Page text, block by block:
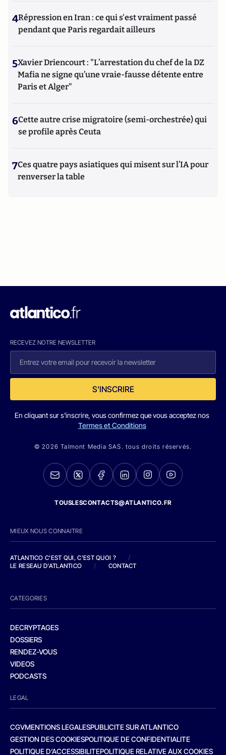
4Répression en Iran : ce qui s'est vraiment passé
pendant que Paris regardait ailleurs
5Xavier Driencourt : "L’arrestation du chef de la DZ
Mafia ne signe qu’une vraie-fausse détente entre
Paris et Alger"
6Cette autre crise migratoire (semi-orchestrée) qui
se profile après Ceuta
7Ces quatre pays asiatiques qui misent sur l’IA pour
renverser la table
RECEVEZ NOTRE NEWSLETTER
S'INSCRIRE
En cliquant sur s'inscrire, vous confirmez que vous acceptez nos
Termes et Conditions
© 2026 Talmont Media SAS. tous droits réservés.
TOUSLESCONTACTS@ATLANTICO.FR
MIEUX NOUS CONNAITRE
ATLANTICO C'EST QUI, C'EST QUOI ?
/
LE RESEAU D'ATLANTICO
/ CONTACT
CATEGORIES
DECRYPTAGES
DOSSIERS
RENDEZ-VOUS
VIDEOS
PODCASTS
LEGAL
CGVMENTIONS LEGALESPUBLICITE SUR ATLANTICO
GESTION DES COOKIESPOLITIQUE DE CONFIDENTIALITE
POLITIQUE D’ACCESSIBILITEPOLITIQUE RELATIVE AUX COOKIES